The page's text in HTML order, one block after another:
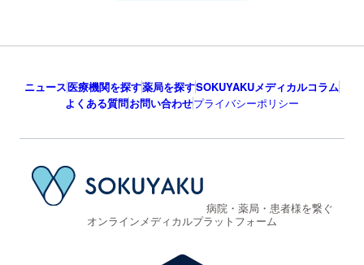
ニュース医療機関を探す薬局を探すSOKUYAKUメディカルコラム
よくある質問お問い合わせプライバシーポリシー
病院・薬局・患者様を繋ぐ
オンラインメディカルプラットフォーム